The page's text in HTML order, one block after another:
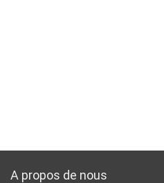
A propos de nous